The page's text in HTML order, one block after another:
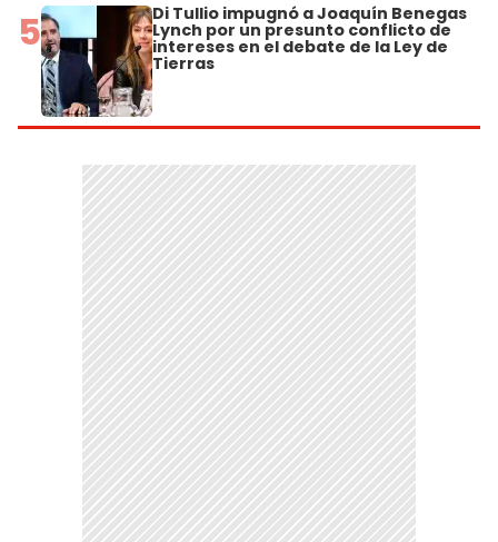
5 Di Tullio impugnó a Joaquín Benegas
Lynch por un presunto conflicto de
intereses en el debate de la Ley de
Tierras